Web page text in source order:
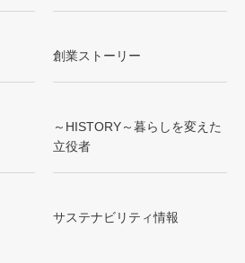
創業ストーリー
～HISTORY～暮らしを変えた
立役者
サステナビリティ情報